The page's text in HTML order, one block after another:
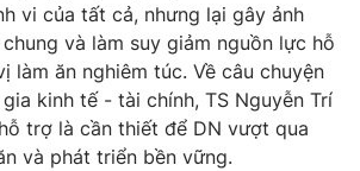
vi của tất cả, nhưng lại gây ảnh
và làm suy giảm nguồn lực hỗ
làm ăn nghiêm túc. Về câu chuyện
kinh tế - tài chính, TS Nguyễn Trí
trợ là cần thiết để DN vượt qua
và phát triển bền vững.